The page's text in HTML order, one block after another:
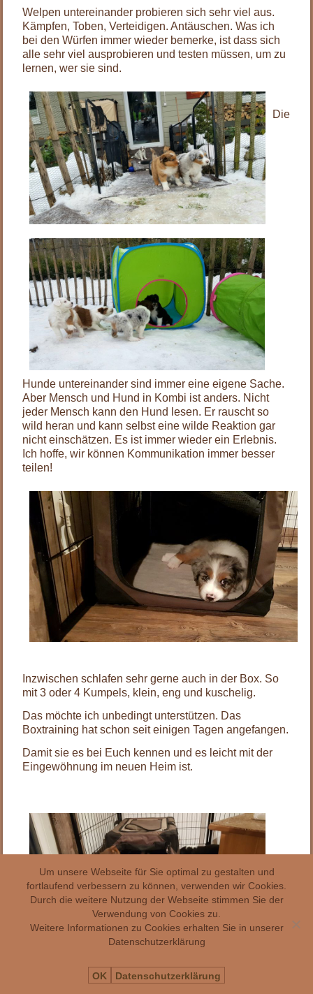
Welpen untereinander probieren sich sehr viel aus.
Kämpfen, Toben, Verteidigen. Antäuschen. Was ich
bei den Würfen immer wieder bemerke, ist dass sich
alle sehr viel ausprobieren und testen müssen, um zu
lernen, wer sie sind.
Die
Hunde untereinander sind immer eine eigene Sache.
Aber Mensch und Hund in Kombi ist anders. Nicht
jeder Mensch kann den Hund lesen. Er rauscht so
wild heran und kann selbst eine wilde Reaktion gar
nicht einschätzen. Es ist immer wieder ein Erlebnis.
Ich hoffe, wir können Kommunikation immer besser
teilen!
Inzwischen schlafen sehr gerne auch in der Box. So
mit 3 oder 4 Kumpels, klein, eng und kuschelig.
Das möchte ich unbedingt unterstützen. Das
Boxtraining hat schon seit einigen Tagen angefangen.
Damit sie es bei Euch kennen und es leicht mit der
Eingewöhnung im neuen Heim ist.
Um unsere Webseite für Sie optimal zu gestalten und
fortlaufend verbessern zu können, verwenden wir Cookies.
Durch die weitere Nutzung der Webseite stimmen Sie der
Verwendung von Cookies zu.
Weitere Informationen zu Cookies erhalten Sie in unserer
Datenschutzerklärung
OK Datenschutzerklärung